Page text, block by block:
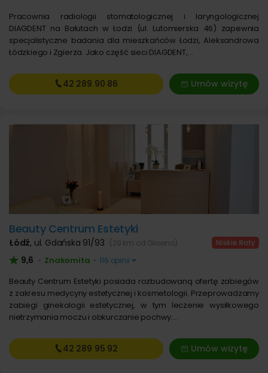
Pracownia radiologii stomatologicznej i laryngologicznej
DIAGDENT na Bałutach w Łodzi (ul. Lutomierska 46) zapewnia
specjalistyczne badania dla mieszkańców Łodzi, Aleksandrowa
Łódzkiego i Zgierza. Jako część sieci DIAGDENT,…
Umów wizytę
42 289 90 86
Beauty Centrum Estetyki
Łódź, ul. Gdańska 91/93 (29 km od Głowno)
9,6 • Znakomita • 116 opinii
Beauty Centrum Estetyki posiada rozbudowaną ofertę zabiegów
z zakresu medycyny estetycznej i kosmetologii. Przeprowadzamy
zabiegi ginekologii estetycznej, w tym leczenie wysiłkowego
nietrzymania moczu i obkurczanie pochwy.…
Umów wizytę
42 289 95 92